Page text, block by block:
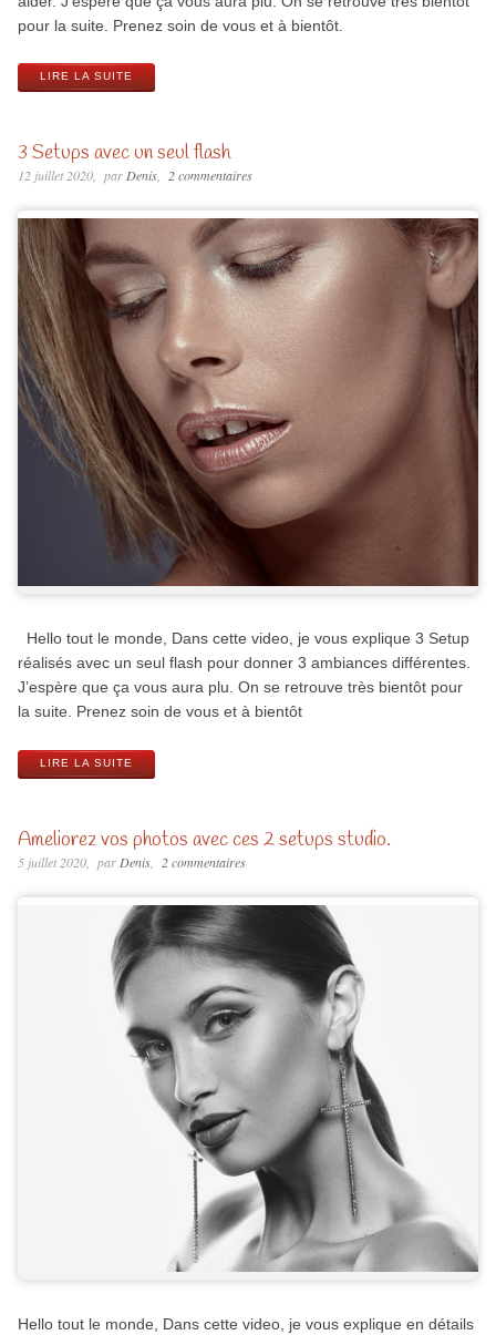
pour la suite. Prenez soin de vous et à bientôt.
LIRE LA SUITE
3 Setups avec un seul flash
12 juillet 2020 parDenis 2 commentaires
Hello tout le monde, Dans cette video, je vous explique 3 Setup
réalisés avec un seul flash pour donner 3 ambiances différentes.
J’espère que ça vous aura plu. On se retrouve très bientôt pour
la suite. Prenez soin de vous et à bientôt
LIRE LA SUITE
Ameliorez vos photos avec ces 2 setups studio.
5 juillet 2020 par Denis 2 commentaires
Hello tout le monde, Dans cette video, je vous explique en détails